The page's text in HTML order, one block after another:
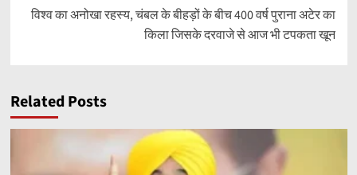
विश्व का अनोखा रहस्य, चंबल के बीहड़ों के बीच 400 वर्ष पुराना अटेर का
किला जिसके दरवाजे से आज भी टपकता खून
Related Posts